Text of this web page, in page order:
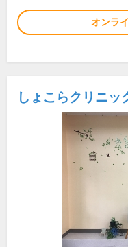
オンラ
しょこらクリニッ